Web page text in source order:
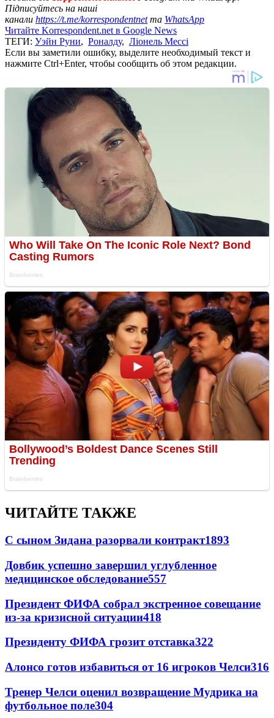
Підписуйтесь на наші
канали https://t.me/korrespondentnetта WhatsApp
Читайте Korrespondent.net в Google News
ТЕГИ: Уэйн Руни, Роналду, Ліонель Мессі
Если вы заметили ошибку, выделите необходимый текст и
нажмите Ctrl+Enter, чтобы сообщить об этом редакции.
ЧИТАЙТЕ ТАКЖЕ
С сыном Зидана разорвали контракт1893
Довбик успешно завершил углубленное
медицинское обследование557
Президент ФИФА собрал экстренное совещание
из-за кризисной ситуации418
Президенту ФИФА грозит отставка322
Алонсо готов избавиться от 16 игроков Челси316
Тренер Челси оценил возвращение Мудрика на
футбольное поле304